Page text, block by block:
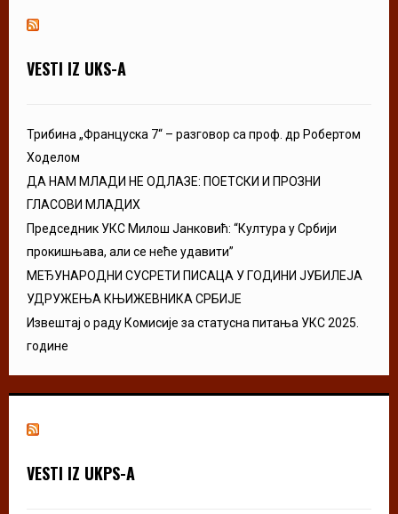
VESTI IZ UKS-A
Трибина „Француска 7“ – разговор са проф. др Робертом
Ходелом
ДА НАМ МЛАДИ НЕ ОДЛАЗЕ: ПОЕТСКИ И ПРОЗНИ
ГЛАСОВИ МЛАДИХ
Председник УКС Милош Јанковић: “Култура у Србији
прокишњава, али се неће удавити”
МЕЂУНАРОДНИ СУСРЕТИ ПИСАЦА У ГОДИНИ ЈУБИЛЕЈА
УДРУЖЕЊА КЊИЖЕВНИКА СРБИЈЕ
Извештај о раду Комисије за статусна питања УКС 2025.
године
VESTI IZ UKPS-A